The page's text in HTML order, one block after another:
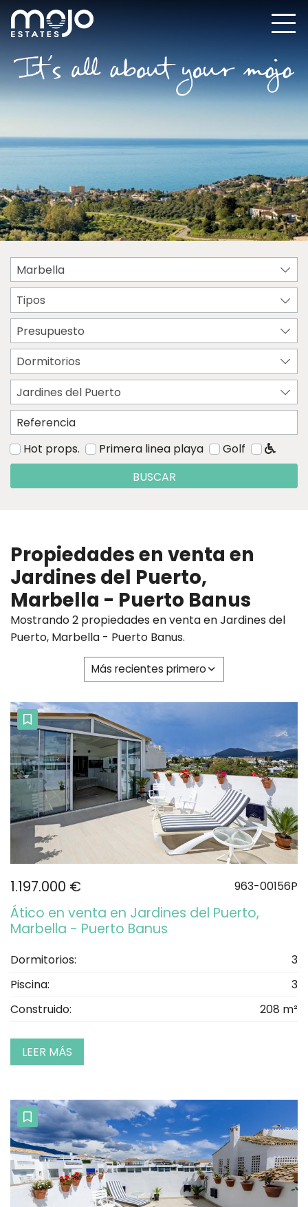
Marbella
Tipos
Presupuesto
Dormitorios
Jardines del Puerto
Hot props. Primera linea playa
Golf
BUSCAR
Propiedades en venta en
Jardines del Puerto,
Marbella - Puerto Banus
Mostrando 2 propiedades en venta en Jardines del
Puerto, Marbella - Puerto Banus.
Más recientes primero
1.197.000 € 963-00156P
Ático en venta en Jardines del Puerto,
Marbella - Puerto Banus
Dormitorios:
3
Piscina:
3
Construido:
208 m²
LEER MÁS